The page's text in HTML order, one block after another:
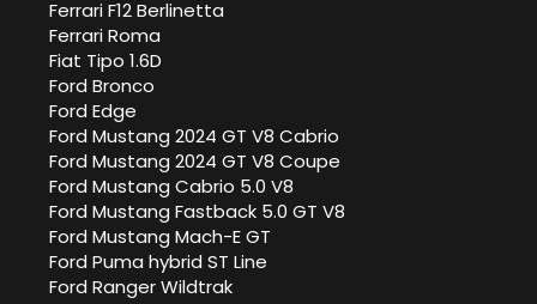
Ferrari F12 Berlinetta
Ferrari Roma
Fiat Tipo 1.6D
Ford Bronco
Ford Edge
Ford Mustang 2024 GT V8 Cabrio
Ford Mustang 2024 GT V8 Coupe
Ford Mustang Cabrio 5.0 V8
Ford Mustang Fastback 5.0 GT V8
Ford Mustang Mach-E GT
Ford Puma hybrid ST Line
Ford Ranger Wildtrak